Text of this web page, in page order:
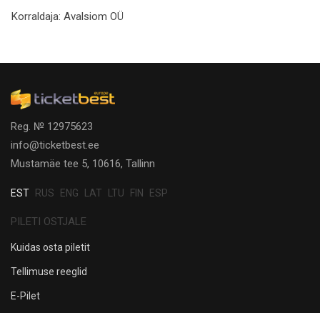
Korraldaja: Avalsiom OÜ
Reg. № 12975623
info@ticketbest.ee
Mustamäe tee 5, 10616, Tallinn
EST RUS ENG LAT LTU FIN ESP
PILETI OSTJALE
Kuidas osta piletit
Tellimuse reeglid
E-Pilet